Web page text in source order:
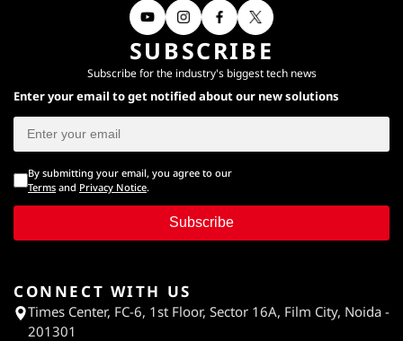
SUBSCRIBE
Subscribe for the industry's biggest tech news
Enter your email to get notified about our new solutions
By submitting your email, you agree to our
Terms and Privacy Notice.
Subscribe
CONNECT WITH US
Times Center, FC-6, 1st Floor, Sector 16A, Film City, Noida -
201301